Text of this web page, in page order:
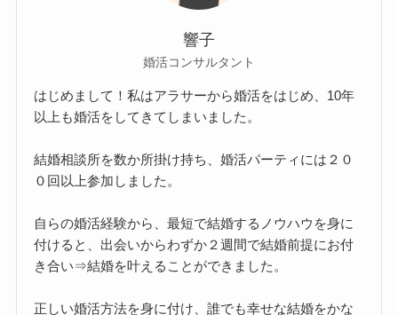
響子
婚活コンサルタント
はじめまして！私はアラサーから婚活をはじめ、10年
以上も婚活をしてきてしまいました。
結婚相談所を数か所掛け持ち、婚活パーティには２０
０回以上参加しました。
自らの婚活経験から、最短で結婚するノウハウを身に
付けると、出会いからわずか２週間で結婚前提にお付
き合い⇒結婚を叶えることができました。
正しい婚活方法を身に付け、誰でも幸せな結婚をかな